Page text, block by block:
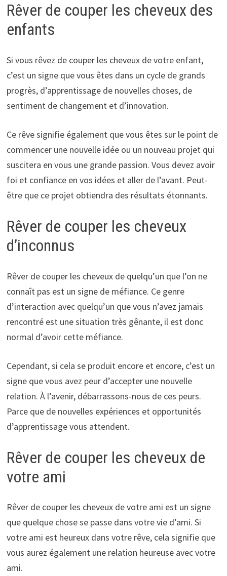
Rêver de couper les cheveux des
enfants
Si vous rêvez de couper les cheveux de votre enfant,
c’est un signe que vous êtes dans un cycle de grands
progrès, d’apprentissage de nouvelles choses, de
sentiment de changement et d’innovation.
Ce rêve signifie également que vous êtes sur le point de
commencer une nouvelle idée ou un nouveau projet qui
suscitera en vous une grande passion. Vous devez avoir
foi et confiance en vos idées et aller de l’avant. Peut-
être que ce projet obtiendra des résultats étonnants.
Rêver de couper les cheveux
d’inconnus
Rêver de couper les cheveux de quelqu’un que l’on ne
connaît pas est un signe de méfiance. Ce genre
d’interaction avec quelqu’un que vous n’avez jamais
rencontré est une situation très gênante, il est donc
normal d’avoir cette méfiance.
Cependant, si cela se produit encore et encore, c’est un
signe que vous avez peur d’accepter une nouvelle
relation. À l’avenir, débarrassons-nous de ces peurs.
Parce que de nouvelles expériences et opportunités
d’apprentissage vous attendent.
Rêver de couper les cheveux de
votre ami
Rêver de couper les cheveux de votre ami est un signe
que quelque chose se passe dans votre vie d’ami. Si
votre ami est heureux dans votre rêve, cela signifie que
vous aurez également une relation heureuse avec votre
ami.